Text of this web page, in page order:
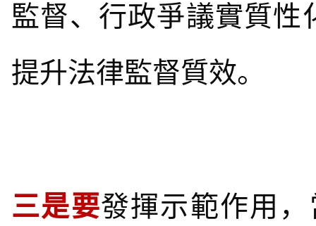
監督、行政爭議實質
提升法律監督質效。
三是要發揮示範作用